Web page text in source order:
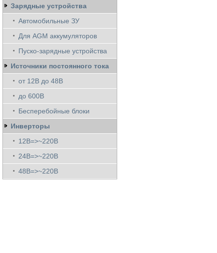
Зарядные устройства
Автомобильные ЗУ
Для AGM аккумуляторов
Пуско-зарядные устройства
Источники постоянного тока
от 12В до 48В
до 600В
Бесперебойные блоки
Инверторы
12В=>~220В
24В=>~220В
48В=>~220В